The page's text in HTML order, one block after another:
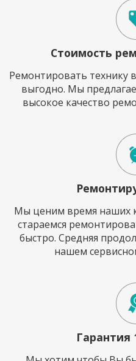
Стоимость
Ремонтировать технику
выгодно. Мы
высокое качество
Мы ценим время наших
стараемся
быстро. Средняя
нашем
Гарантия